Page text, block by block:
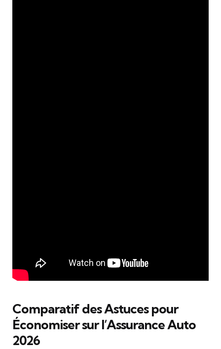
Comparatif des Astuces pour
Économiser sur l’Assurance Auto
2026